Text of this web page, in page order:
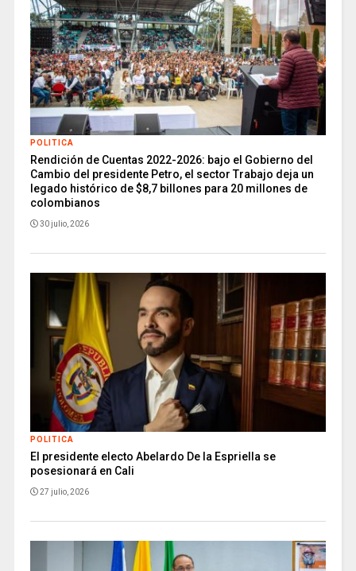
POLITICA
Rendición de Cuentas 2022-2026: bajo el Gobierno del
Cambio del presidente Petro, el sector Trabajo deja un
legado histórico de $8,7 billones para 20 millones de
colombianos
30 julio, 2026
POLITICA
El presidente electo Abelardo De la Espriella se
posesionará en Cali
27 julio, 2026